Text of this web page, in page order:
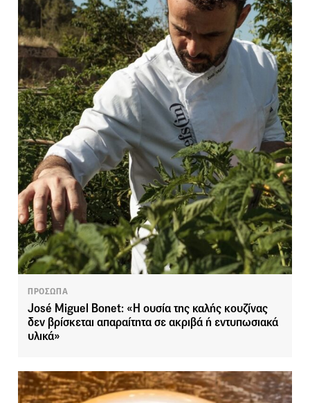
ΠΡΟΣΩΠΑ
José Miguel Bonet: «Η ουσία της καλής κουζίνας
δεν βρίσκεται απαραίτητα σε ακριβά ή εντυπωσιακά
υλικά»